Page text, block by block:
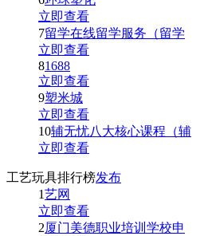
立即查看
7留学在线留学服务（留学
立即查看
81688
立即查看
9塑米城
立即查看
10辅无忧八大核心课程（辅
立即查看
工艺玩具排行榜发布
1艺网
立即查看
2厦门美德职业培训学校申